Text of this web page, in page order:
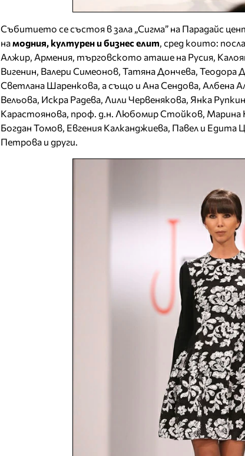
Събитието се състоя в зала „Сигма” на Парадайс
намодния, културен и бизнес елит , сред които:
Алжир, Армения, търговското аташе на Русия,
Вигенин, Валери Симеонов, Татяна Дончева, Теодора
Светлана Шаренкова, а също и Ана Сендова, Албена
Вельова, Искра Радева, Лили Червенякова, Янка
Карастоянова, проф. д.н. Любомир Стойков, Марина
Богдан Томов, Евгения Калканджиева, Павел и
Петрова и други.